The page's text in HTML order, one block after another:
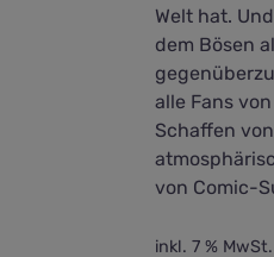
Welt hat.
dem Bösen
alle Fans von
Schaffen von
von Comic-
inkl. 7 % MwSt.